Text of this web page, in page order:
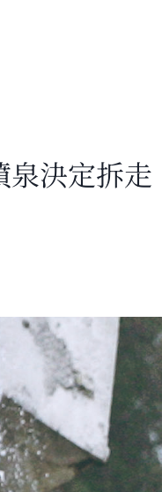
泉決定拆走